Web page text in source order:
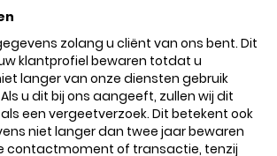
zolang u cliënt van ons bent. Dit
klantprofiel bewaren totdat u
langer van onze diensten gebruik
u dit bij ons aangeeft, zullen wij dit
een vergeetverzoek. Dit betekent ook
niet langer dan twee jaar bewaren
contactmoment of transactie, tenzij